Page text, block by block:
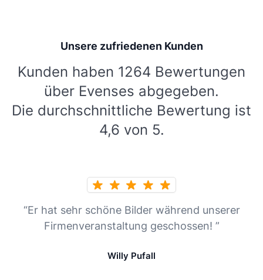
Unsere zufriedenen Kunden
Kunden haben 1264 Bewertungen
über Evenses abgegeben.
Die durchschnittliche Bewertung ist
4,6 von 5.
“Er hat sehr schöne Bilder während unserer
Firmenveranstaltung geschossen! ”
Willy Pufall